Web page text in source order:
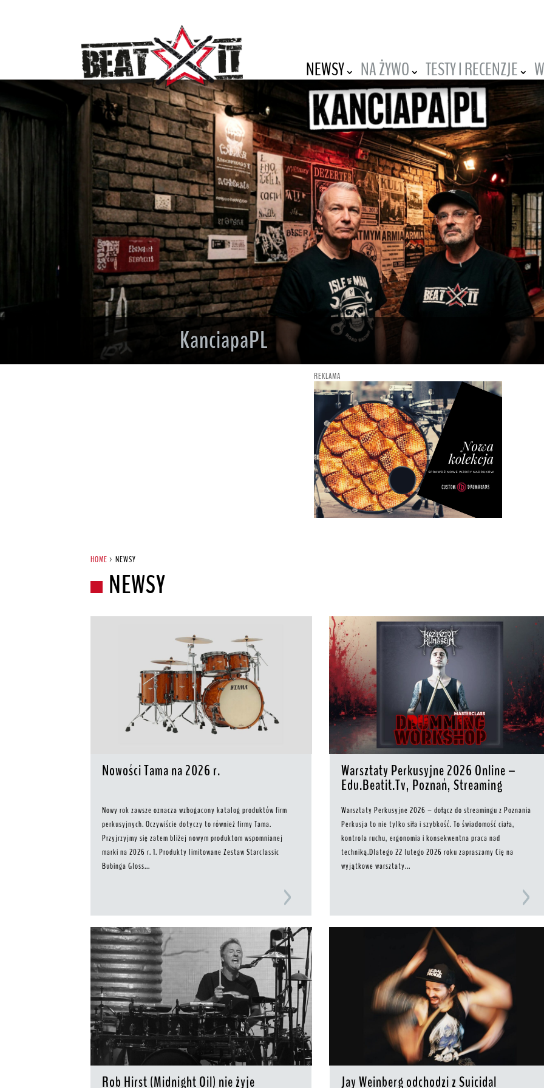
NEWSY NA ŻYWO TESTY I RECENZJE
Pierwsza profesjonalna platforma do nauki gry
HOME >NEWSY
NEWSY
Nowości Tama na 2026 r.
Nowy rok zawsze oznacza wzbogacony katalog produktów firm
perkusyjnych. Oczywiście dotyczy to również firmy Tama.
Przyjrzyjmy się zatem bliżej nowym produktom wspomnianej
marki na 2026 r. 1. Produkty limitowane Zestaw Starclassic
Bubinga Gloss...
Rob Hirst (Midnight Oil) nie żyje
Warsztaty Perkusyjne 2026 Online –
Edu.Beatit.Tv, Poznań, Streaming
Warsztaty Perkusyjne 2026 – dołącz do streamingu z Poznania
Perkusja to nie tylko siła i szybkość. To świadomość ciała,
kontrola ruchu, ergonomia i konsekwentna praca nad
techniką.Dlatego 22 lutego 2026 roku zapraszamy Cię na
wyjątkowe warsztaty...
Jay Weinberg odchodzi z Suicidal